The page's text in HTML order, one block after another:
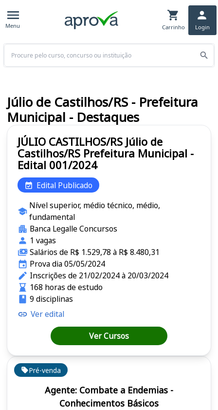
Menu Carrinho Login
Buscar
Pré-venda
Agente: Combate a Endemias -
Conhecimentos Básicos
JÚLIO CASTILHOS/RS Júlio de
Castilhos/RS Prefeitura Municipal -
Edital 001/2024
Edital Publicado
Nível superior, médio técnico, médio,
fundamental
Banca Legalle Concursos
1 vagas
Salários de R$ 1.529,78 à R$ 8.480,31
Prova dia 05/05/2024
Inscrições de 21/02/2024 à 20/03/2024
168 horas de estudo
9 disciplinas
Ver edital
Ver Cursos
Júlio de Castilhos/RS - Prefeitura
Municipal - Destaques